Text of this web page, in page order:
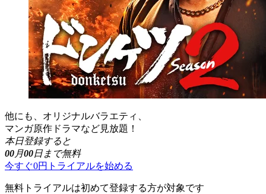
他にも、オリジナルバラエティ、
マンガ原作ドラマなど見放題！
本日登録すると
00月00日まで無料
今すぐ0円トライアルを始める
無料トライアルは初めて登録する方が対象です